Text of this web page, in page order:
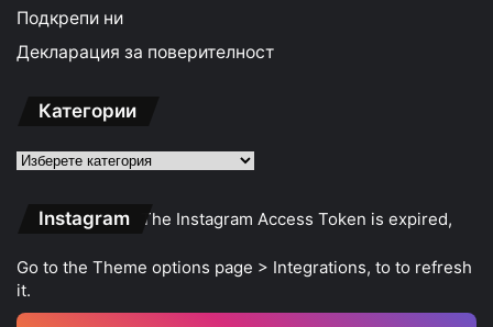
Подкрепи ни
Декларация за поверителност
Категории
Категории
Instagram The Instagram Access Token is expired,
Go to the Theme options page > Integrations, to to refresh
it.